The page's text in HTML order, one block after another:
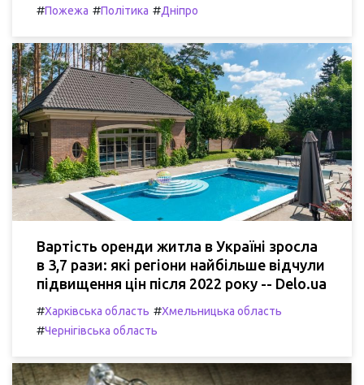
#Пожежа #Політика #Дніпро
Вартість оренди житла в Україні зросла
в 3,7 рази: які регіони найбільше відчули
підвищення цін після 2022 року -- Delo.ua
#Харківська область #Хмельницька область
#Чернігівська область